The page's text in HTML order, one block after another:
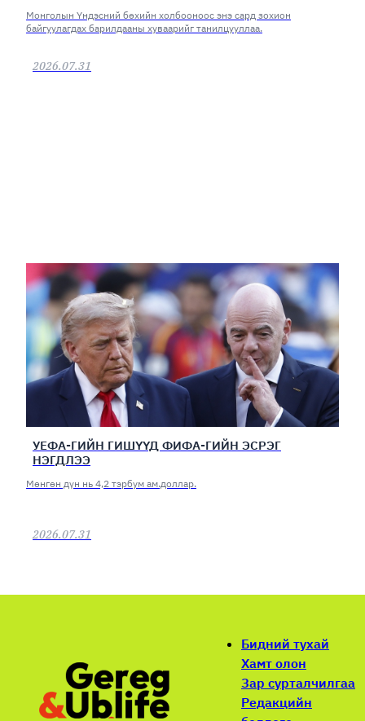
Монголын Үндэсний бөхийн холбооноос энэ сард зохион
байгуулагдах барилдааны хуваарийг танилцууллаа.
2026.07.31
УЕФА-ГИЙН ГИШҮҮД ФИФА-ГИЙН ЭСРЭГ
НЭГДЛЭЭ
Мөнгөн дүн нь 4,2 тэрбум ам.доллар.
2026.07.31
Бидний тухай
Хамт олон
Зар сурталчилгаа
Редакцийн